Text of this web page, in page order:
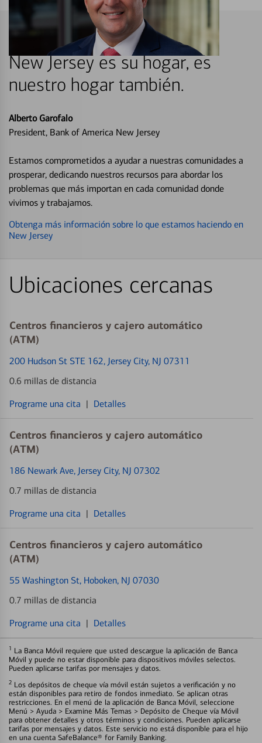
New Jersey es su hogar, es
nuestro hogar también.
Alberto Garofalo
President, Bank of America New Jersey
Estamos comprometidos a ayudar a nuestras comunidades a
prosperar, dedicando nuestros recursos para abordar los
problemas que más importan en cada comunidad donde
vivimos y trabajamos.
Obtenga más información sobre lo que estamos haciendo en
New Jersey
Ubicaciones cercanas
Centros financieros y cajero automático
(ATM)
200 Hudson St STE 162, Jersey City, NJ 07311
0.6 millas de distancia
Programe una cita | Detalles
Centros financieros y cajero automático
(ATM)
186 Newark Ave, Jersey City, NJ 07302
0.7 millas de distancia
Programe una cita | Detalles
Centros financieros y cajero automático
(ATM)
55 Washington St, Hoboken, NJ 07030
0.7 millas de distancia
Programe una cita | Detalles
1 La Banca Móvil requiere que usted descargue la aplicación de Banca
Móvil y puede no estar disponible para dispositivos móviles selectos.
Pueden aplicarse tarifas por mensajes y datos.
2 Los depósitos de cheque vía móvil están sujetos a verificación y no
están disponibles para retiro de fondos inmediato. Se aplican otras
restricciones. En el menú de la aplicación de Banca Móvil, seleccione
Menú > Ayuda > Examine Más Temas > Depósito de Cheque vía Móvil
para obtener detalles y otros términos y condiciones. Pueden aplicarse
tarifas por mensajes y datos. Este servicio no está disponible para el hijo
en una cuenta SafeBalance® for Family Banking.